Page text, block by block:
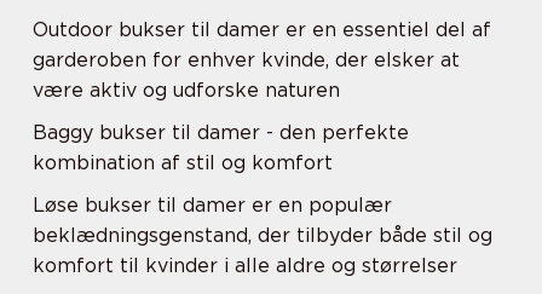
Outdoor bukser til damer er en essentiel del af
garderoben for enhver kvinde, der elsker at
være aktiv og udforske naturen
Baggy bukser til damer - den perfekte
kombination af stil og komfort
Løse bukser til damer er en populær
beklædningsgenstand, der tilbyder både stil og
komfort til kvinder i alle aldre og størrelser